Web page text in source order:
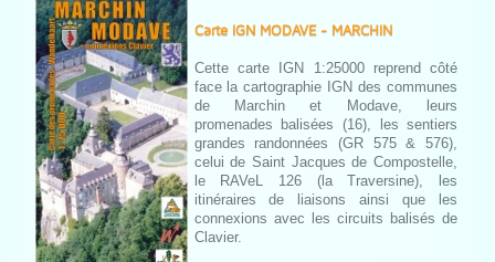
Carte IGN MODAVE - MARCHIN
Cette carte IGN 1:25000 reprend côté
face la cartographie IGN des communes
de Marchin et Modave, leurs
promenades balisées (16), les sentiers
grandes randonnées (GR 575 & 576),
celui de Saint Jacques de Compostelle,
le RAVeL 126 (la Traversine), les
itinéraires de liaisons ainsi que les
connexions avec les circuits balisés de
Clavier.